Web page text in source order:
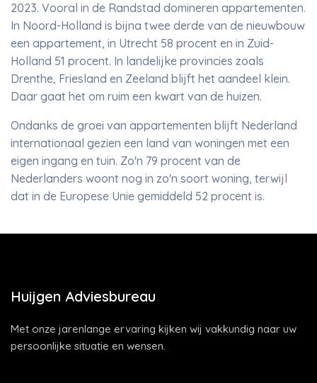
2023. Vooral in de Randstad domineren appartementen.
In Noord-Holland is bijna twee derde van de nieuwbouw
een appartement, in Utrecht 58 procent en in Zuid-
Holland 51 procent. In landelijke provincies zoals
Drenthe, Friesland en Zeeland blijft het aandeel klein.
Daar gaat het om ruim een kwart van de huizen.
Ondanks de groei van appartementen blijft Nederland
internationaal gezien een land van woningen met een
eigen ingang en tuin. Zo'n 79 procent van de
Nederlanders woont nog in zo'n soort woning, terwijl
dat in de Europese Unie gemiddeld 52 procent is.
Huijgen Adviesbureau
Met onze jarenlange ervaring kijken wij vakkundig naar uw
persoonlijke situatie en wensen.